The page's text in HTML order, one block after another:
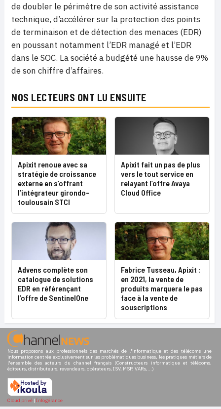
de doubler le périmètre de son activité assistance
technique, d’accélérer sur la protection des points
de terminaison et de détection des menaces (EDR)
en poussant notamment l’EDR managé et l’EDR
dans le SOC. La société a budgété une hausse de 9%
de son chiffre d’affaires.
NOS LECTEURS ONT LU ENSUITE
Apixit renoue avec sa
stratégie de croissance
externe en s’offrant
l’intégrateur girondo-
toulousain STCI
Apixit fait un pas de plus
vers le tout service en
relayant l’offre Avaya
Cloud Office
Advens complète son
catalogue de solutions
EDR en référençant
l’offre de SentinelOne
Fabrice Tusseau, Apixit :
en 2021, la vente de
produits marquera le pas
face à la vente de
souscriptions
Nous proposons aux professionnels des marchés de l'informatique et des télécoms une
information centrée exclusivement sur les problématiques business, les pratiques métiers de
l'ensemble des acteurs du channel français (Constructeurs informatique et télécoms,
éditeurs, distributeurs, revendeurs, opérateurs, ISV, MSP, VARs,...)
Cloud privé | Infogérance